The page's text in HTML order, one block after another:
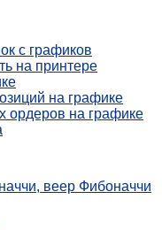
с графиков
на принтере
на графике
ордеров на графике
веер Фибоначчи